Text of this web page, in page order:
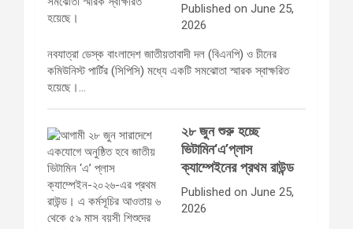
Published on June 25,
2026
নবযাত্রা ডেস্ক বাংলাদেশ জাতীয়তাবাদী দল (বিএনপি) ও চীনের
কমিউনিস্ট পার্টির (সিপিসি) মধ্যে একটি সমঝোতা স্মারক স্বাক্ষরিত
হয়েছে।…
২৮ জুন শুরু হচ্ছে
ভিটামিন‘এ’প্লাস
ক্যাম্পেইনের প্রথম রাউন্ড
Published on June 25,
2026